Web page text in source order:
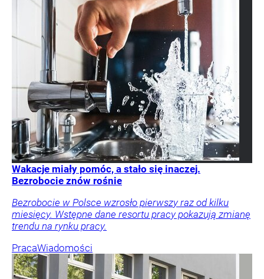
Wakacje miały pomóc, a stało się inaczej.
Bezrobocie znów rośnie
Bezrobocie w Polsce wzrosło pierwszy raz od kilku
miesięcy. Wstępne dane resortu pracy pokazują zmianę
trendu na rynku pracy.
PracaWiadomości